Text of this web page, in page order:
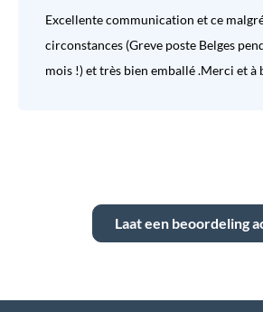
Excellente communication et ce
circonstances (Greve poste Belges
mois !) et très bien emballé .Merci et à
Laat een beoordeling